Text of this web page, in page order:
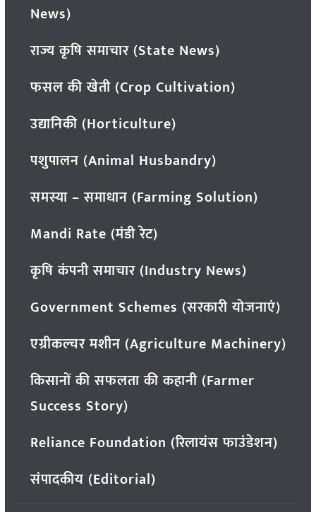
News)
राज्य कृषि समाचार (State News)
फसल की खेती (Crop Cultivation)
उद्यानिकी (Horticulture)
पशुपालन (Animal Husbandry)
समस्या – समाधान (Farming Solution)
Mandi Rate (मंडी रेट)
कृषि कंपनी समाचार (Industry News)
Government Schemes (सरकारी योजनाएं)
एग्रीकल्चर मशीन (Agriculture Machinery)
किसानों की सफलता की कहानी (Farmer
Success Story)
Reliance Foundation (रिलायंस फाउंडेशन)
संपादकीय (Editorial)